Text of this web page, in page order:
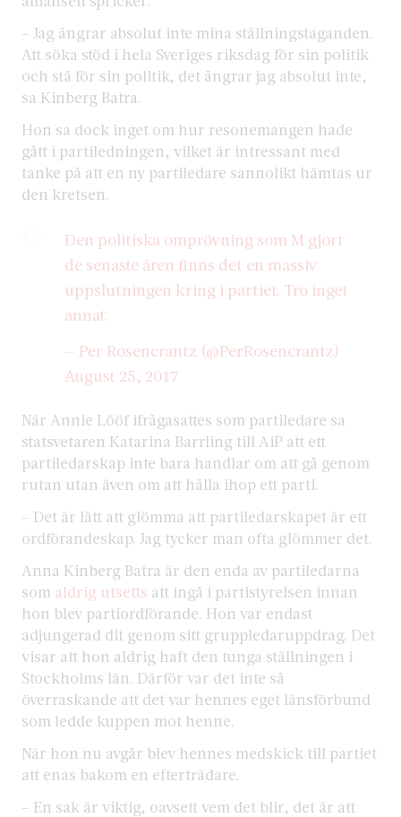
– Jag ångrar absolut inte mina ställningstaganden.
Att söka stöd i hela Sveriges riksdag för sin politik
och stå för sin politik, det ångrar jag absolut inte,
sa Kinberg Batra.
Hon sa dock inget om hur resonemangen hade
gått i partiledningen, vilket är intressant med
tanke på att en ny partiledare sannolikt hämtas ur
den kretsen.
Den politiska omprövning som M gjort
de senaste åren finns det en massiv
uppslutningen kring i partiet. Tro inget
annat.
— Per Rosencrantz (@PerRosencrantz)
August 25, 2017
När Annie Lööf ifrågasattes som partiledare sa
statsvetaren Katarina Barrling till AiP att ett
partiledarskap inte bara handlar om att gå genom
rutan utan även om att hålla ihop ett parti.
– Det är lätt att glömma att partiledarskapet är ett
ordförandeskap. Jag tycker man ofta glömmer det.
Anna Kinberg Batra är den enda av partiledarna
som aldrig utsetts att ingå i partistyrelsen innan
hon blev partiordförande. Hon var endast
adjungerad dit genom sitt gruppledaruppdrag. Det
visar att hon aldrig haft den tunga ställningen i
Stockholms län. Därför var det inte så
överraskande att det var hennes eget länsförbund
som ledde kuppen mot henne.
När hon nu avgår blev hennes medskick till partiet
att enas bakom en efterträdare.
– En sak är viktig, oavsett vem det blir, det är att